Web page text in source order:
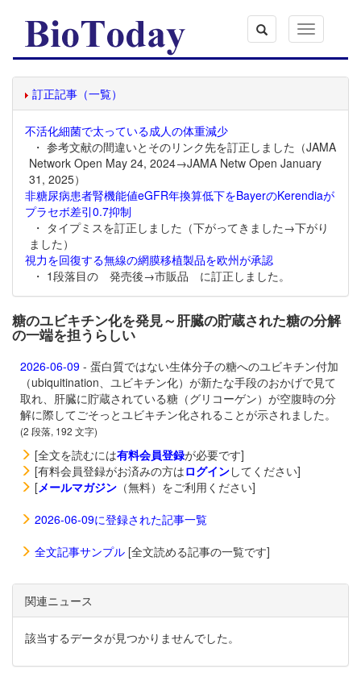
Toggle
navigation
訂正記事（一覧）
不活化細菌で太っている成人の体重減少
・ 参考文献の間違いとそのリンク先を訂正しました（JAMA
Network Open May 24, 2024→JAMA Netw Open January
31, 2025）
非糖尿病患者腎機能値eGFR年換算低下をBayerのKerendiaが
プラセボ差引0.7抑制
・ タイプミスを訂正しました（下がってきました→下がり
ました）
視力を回復する無線の網膜移植製品を欧州が承認
・ 1段落目の 発売後→市販品 に訂正しました。
糖のユビキチン化を発見～肝臓の貯蔵された糖の分解
の一端を担うらしい
2026-06-09 - 蛋白質ではない生体分子の糖へのユビキチン付加
（ubiquitination、ユビキチン化）が新たな手段のおかげで見て
取れ、肝臓に貯蔵されている糖（グリコーゲン）が空腹時の分
解に際してごそっとユビキチン化されることが示されました。
(2 段落, 192 文字)
[全文を読むには有料会員登録が必要です]
[有料会員登録がお済みの方はログインしてください]
[メールマガジン （無料）をご利用ください]
2026-06-09に登録された記事一覧
全文記事サンプル [全文読める記事の一覧です]
関連ニュース
該当するデータが見つかりませんでした。